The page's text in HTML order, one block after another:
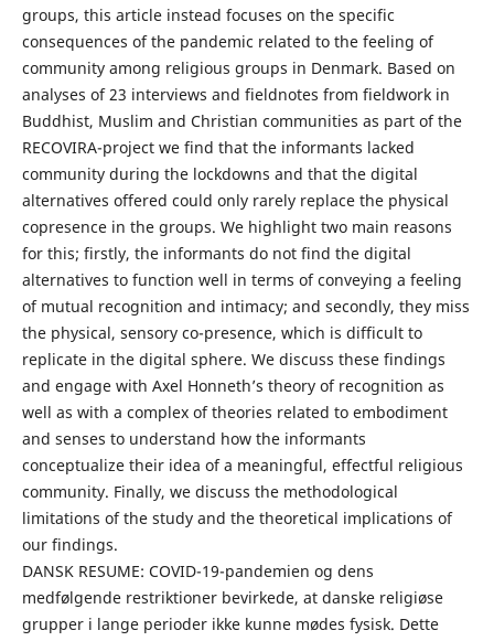
groups, this article instead focuses on the specific
consequences of the pandemic related to the feeling of
community among religious groups in Denmark. Based on
analyses of 23 interviews and fieldnotes from fieldwork in
Buddhist, Muslim and Christian communities as part of the
RECOVIRA-project we find that the informants lacked
community during the lockdowns and that the digital
alternatives offered could only rarely replace the physical
copresence in the groups. We highlight two main reasons
for this; firstly, the informants do not find the digital
alternatives to function well in terms of conveying a feeling
of mutual recognition and intimacy; and secondly, they miss
the physical, sensory co-presence, which is difficult to
replicate in the digital sphere. We discuss these findings
and engage with Axel Honneth’s theory of recognition as
well as with a complex of theories related to embodiment
and senses to understand how the informants
conceptualize their idea of a meaningful, effectful religious
community. Finally, we discuss the methodological
limitations of the study and the theoretical implications of
our findings.
DANSK RESUME: COVID-19-pandemien og dens
medfølgende restriktioner bevirkede, at danske religiøse
grupper i lange perioder ikke kunne mødes fysisk. Dette